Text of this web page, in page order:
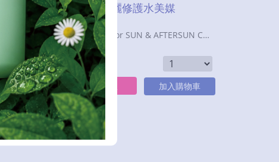
購物車
秘之湧日曬修護水美媒
MITSUION for SUN & AFTERSUN CARE
定價：$980
特價：$360
立即購買 加入購物車